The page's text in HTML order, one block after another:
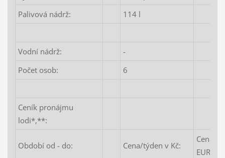
Palivová nádrž:
114 l
Vodní nádrž:
-
Počet osob:
6
Ceník pronájmu
lodi*,**:
Období od - do: Cena/týden v Kč:
Cena/
EUR: